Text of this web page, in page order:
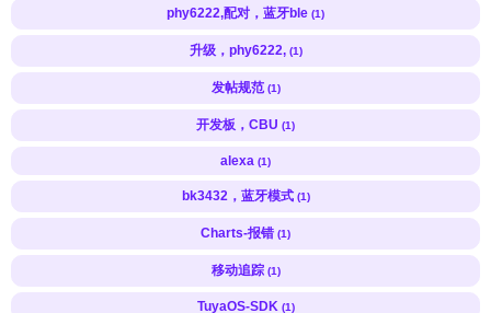
phy6222,配对，蓝牙ble (1)
升级，phy6222, (1)
发帖规范 (1)
开发板，CBU (1)
alexa (1)
bk3432，蓝牙模式 (1)
Charts-报错 (1)
移动追踪 (1)
TuyaOS-SDK (1)